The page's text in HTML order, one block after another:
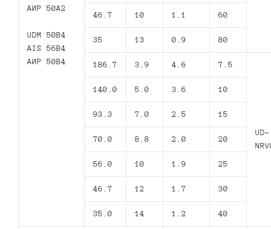
АИР 50А2
UDM 50B4
AIS 56B4
АИР 50В4
46.7 10 1.1 60
35 13 0.9 80
186.7 3.9 4.6 7.5
UD-
140.0 5.0 3.6 10
93.3 7.0 2.5 15
70.0 8.8 2.0 20
56.0 10 1.9 25
46.7 12 1.7 30
35.0 14 1.2 40